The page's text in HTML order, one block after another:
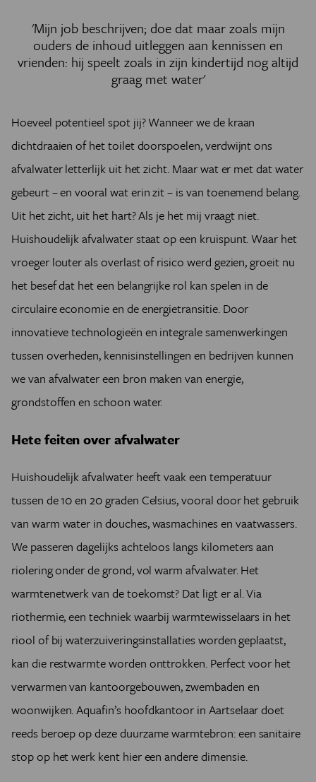
'Mijn job beschrijven; doe dat maar zoals mijn
ouders de inhoud uitleggen aan kennissen en
vrienden: hij speelt zoals in zijn kindertijd nog altijd
graag met water'
Hoeveel potentieel spot jij? Wanneer we de kraan
dichtdraaien of het toilet doorspoelen, verdwijnt ons
afvalwater letterlijk uit het zicht. Maar wat er met dat water
gebeurt – en vooral wat erin zit – is van toenemend belang.
Uit het zicht, uit het hart? Als je het mij vraagt niet.
Huishoudelijk afvalwater staat op een kruispunt. Waar het
vroeger louter als overlast of risico werd gezien, groeit nu
het besef dat het een belangrijke rol kan spelen in de
circulaire economie en de energietransitie. Door
innovatieve technologieën en integrale samenwerkingen
tussen overheden, kennisinstellingen en bedrijven kunnen
we van afvalwater een bron maken van energie,
grondstoffen en schoon water.
Hete feiten over afvalwater
Huishoudelijk afvalwater heeft vaak een temperatuur
tussen de 10 en 20 graden Celsius, vooral door het gebruik
van warm water in douches, wasmachines en vaatwassers.
We passeren dagelijks achteloos langs kilometers aan
riolering onder de grond, vol warm afvalwater. Het
warmtenetwerk van de toekomst? Dat ligt er al. Via
riothermie, een techniek waarbij warmtewisselaars in het
riool of bij waterzuiveringsinstallaties worden geplaatst,
kan die restwarmte worden onttrokken. Perfect voor het
verwarmen van kantoorgebouwen, zwembaden en
woonwijken. Aquafin’s hoofdkantoor in Aartselaar doet
reeds beroep op deze duurzame warmtebron: een sanitaire
stop op het werk kent hier een andere dimensie.